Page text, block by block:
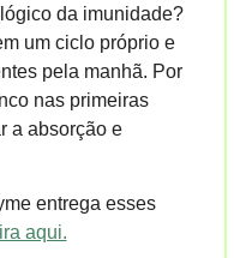
da imunidade?
um ciclo próprio e
pela manhã. Por
nas primeiras
a absorção e
entrega esses
aqui.